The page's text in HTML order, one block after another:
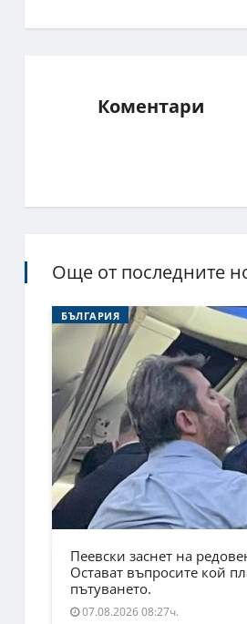
Коментари
Още от последните
БЪЛГАРИЯ
Пеевски заснет на
Остават въпросите кой
пътуването.
07.08.2026 08:27ч.